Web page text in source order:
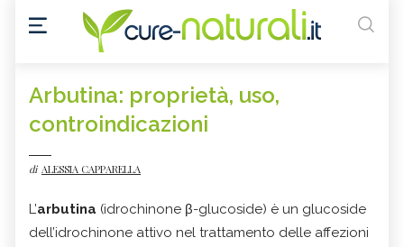
Arbutina: proprietà, uso,
controindicazioni
di ALESSIA CAPPARELLA
L’arbutina (idrochinone β-glucoside) è un glucoside
dell’idrochinone attivo nel trattamento delle affezioni